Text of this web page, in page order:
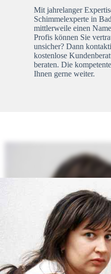
Mit jahrelanger
Schimmelexperte in
mittlerweile einen
Profis können Sie
unsicher? Dann
kostenlose
beraten. Die
Ihnen gerne weiter.